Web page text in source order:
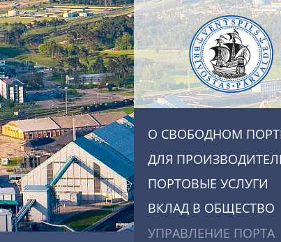
О СВОБОДНОМ
ДЛЯ
ПОРТОВЫЕ УСЛУГИ
ВКЛАД В ОБЩЕСТВО
УПРАВЛЕНИЕ ПОРТА